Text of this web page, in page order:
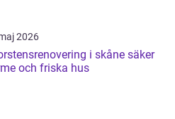
2026
i skåne säker
och friska hus